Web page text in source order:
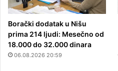
Borački dodatak u Nišu
prima 214 ljudi: Mesečno od
18.000 do 32.000 dinara
06.08.2026 20:59